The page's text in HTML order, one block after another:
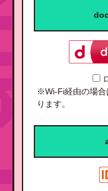
※Wi-Fi経由の場合
ります。